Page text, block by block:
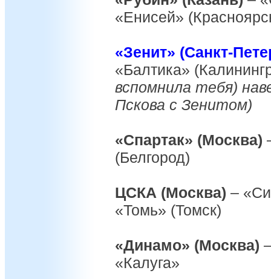
«Енисей»
«Зенит» (Санкт-
«Балтика»
вспомнила тебя)
Пскова с Зенитом)
«Спартак» (Москва)
(Белгород)
ЦСКА (Москва) –
«Томь» (Томск)
«Динамо» (Москва)
«Калуга»